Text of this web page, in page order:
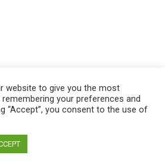
Français
policy
website to give you the most
your preferences and
“Accept”, you consent to the use of